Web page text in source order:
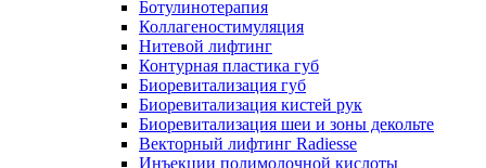
Ботулинотерапия
Коллагеностимуляция
Нитевой лифтинг
Контурная пластика губ
Биоревитализация губ
Биоревитализация кистей рук
Биоревитализация шеи и зоны декольте
Векторный лифтинг Radiesse
Инъекции полимолочной кислоты